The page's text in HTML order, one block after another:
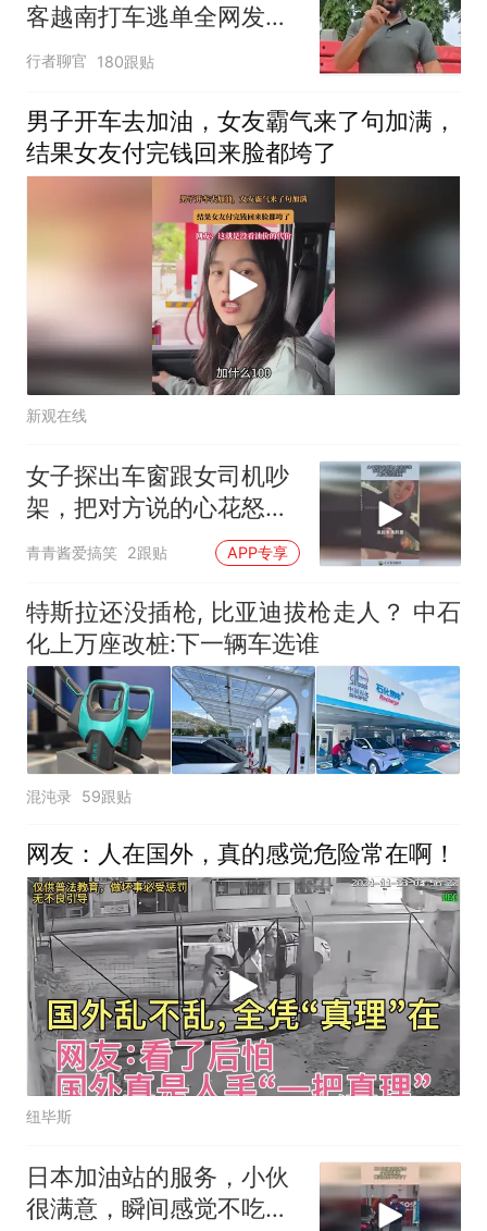
客越南打车逃单全网发酵
反转回应更惹争议
行者聊官 180跟贴
男子开车去加油，女友霸气来了句加满，
结果女友付完钱回来脸都垮了
新观在线
女子探出车窗跟女司机吵
架，把对方说的心花怒
放，人好看话还漂亮！
青青酱爱搞笑 2跟贴 APP专享
特斯拉还没插枪, 比亚迪拔枪走人？ 中石
化上万座改桩:下一辆车选谁
混沌录 59跟贴
网友：人在国外，真的感觉危险常在啊！
纽毕斯
日本加油站的服务，小伙
很满意，瞬间感觉不吃亏